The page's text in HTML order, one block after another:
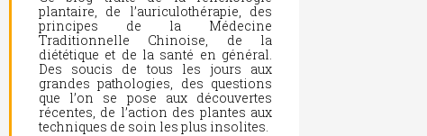
plantaire, de l’auriculothérapie, des
principes de la Médecine
Traditionnelle Chinoise, de la
diététique et de la santé en général.
Des soucis de tous les jours aux
grandes pathologies, des questions
que l’on se pose aux découvertes
récentes, de l’action des plantes aux
techniques de soin les plus insolites.